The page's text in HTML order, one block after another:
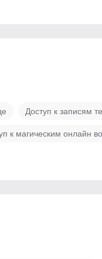
Доступ к записям
к магическим онлайн